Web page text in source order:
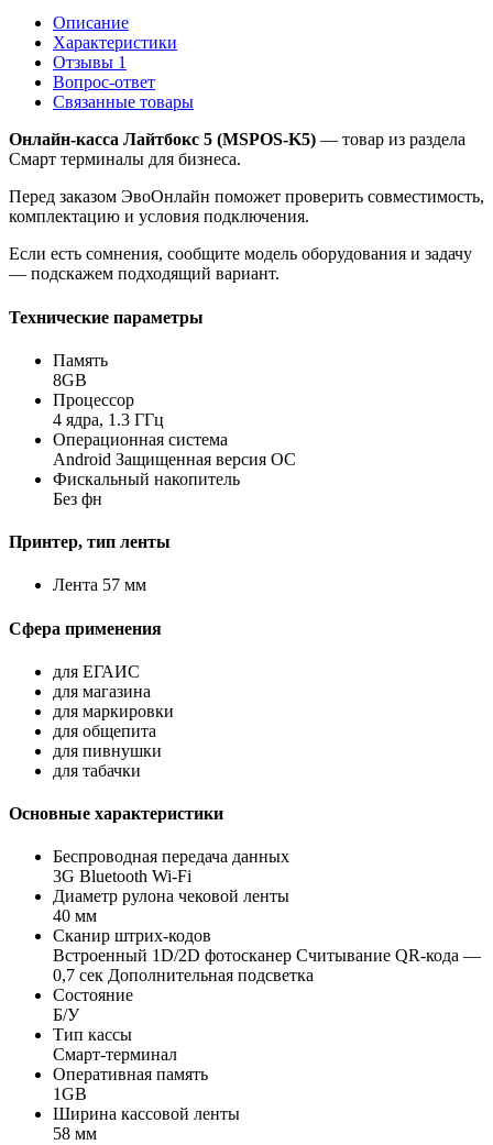
Описание
Характеристики
Отзывы 1
Вопрос-ответ
Связанные товары
Онлайн-касса Лайтбокс 5 (MSPOS-K5) — товар из раздела
Смарт терминалы для бизнеса.
Перед заказом ЭвоОнлайн поможет проверить совместимость,
комплектацию и условия подключения.
Если есть сомнения, сообщите модель оборудования и задачу
— подскажем подходящий вариант.
Технические параметры
Память
8GB
Процессор
4 ядра, 1.3 ГГц
Операционная система
Android Защищенная версия ОС
Фискальный накопитель
Без фн
Принтер, тип ленты
Лента 57 мм
Сфера применения
для ЕГАИС
для магазина
для маркировки
для общепита
для пивнушки
для табачки
Основные характеристики
Беспроводная передача данных
3G Bluetooth Wi-Fi
Диаметр рулона чековой ленты
40 мм
Сканир штрих-кодов
Встроенный 1D/2D фотосканер Считывание QR-кода —
0,7 сек Дополнительная подсветка
Состояние
Б/У
Тип кассы
Смарт-терминал
Оперативная память
1GB
Ширина кассовой ленты
58 мм